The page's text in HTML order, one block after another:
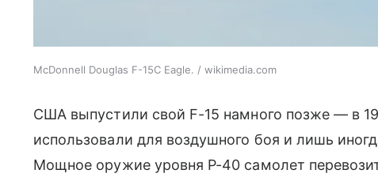
McDonnell Douglas F-15C Eagle. / wikimedia.com
США выпустили свой F-15 намного позже — в
использовали для воздушного боя и лишь
Мощное оружие уровня Р-40 самолет